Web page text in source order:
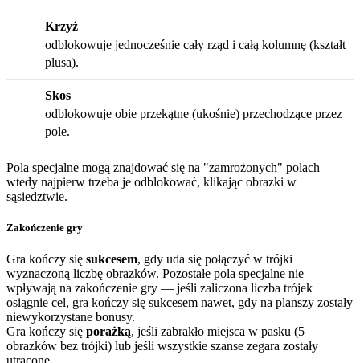
Krzyż
odblokowuje jednocześnie cały rząd i całą kolumnę (kształt
plusa).
Skos
odblokowuje obie przekątne (ukośnie) przechodzące przez
pole.
Pola specjalne mogą znajdować się na "zamrożonych" polach —
wtedy najpierw trzeba je odblokować, klikając obrazki w
sąsiedztwie.
Zakończenie gry
Gra kończy się sukcesem, gdy uda się połączyć w trójki
wyznaczoną liczbę obrazków. Pozostałe pola specjalne nie
wpływają na zakończenie gry — jeśli zaliczona liczba trójek
osiągnie cel, gra kończy się sukcesem nawet, gdy na planszy zostały
niewykorzystane bonusy.
Gra kończy się porażką, jeśli zabrakło miejsca w pasku (5
obrazków bez trójki) lub jeśli wszystkie szanse zegara zostały